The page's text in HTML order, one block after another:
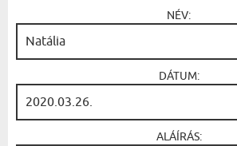
NÉV:
DÁTUM:
ALÁÍRÁS: